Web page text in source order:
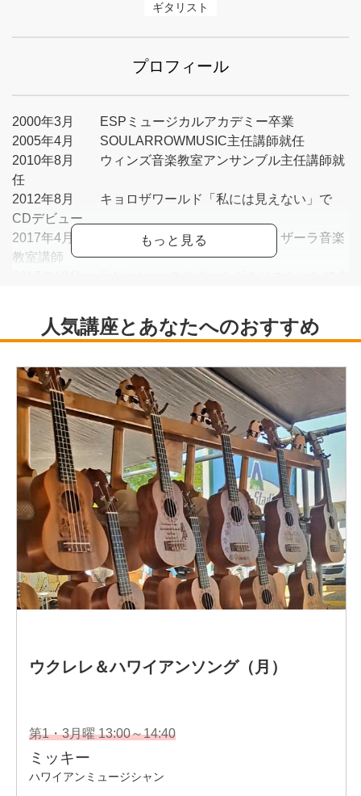
ギタリスト
プロフィール
2000年3月 ESPミュージカルアカデミー卒業
2005年4月 SOULARROWMUSIC主任講師就任
2010年8月 ウィンズ音楽教室アンサンブル主任講師就
任
2012年8月 キョロザワールド「私には見えない」で
CDデビュー
2017年4月 トイズミュージックスクール、ザーラ音楽
教室講師